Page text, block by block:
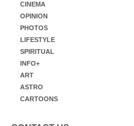
CINEMA
OPINION
PHOTOS
LIFESTYLE
SPIRITUAL
INFO+
ART
ASTRO
CARTOONS